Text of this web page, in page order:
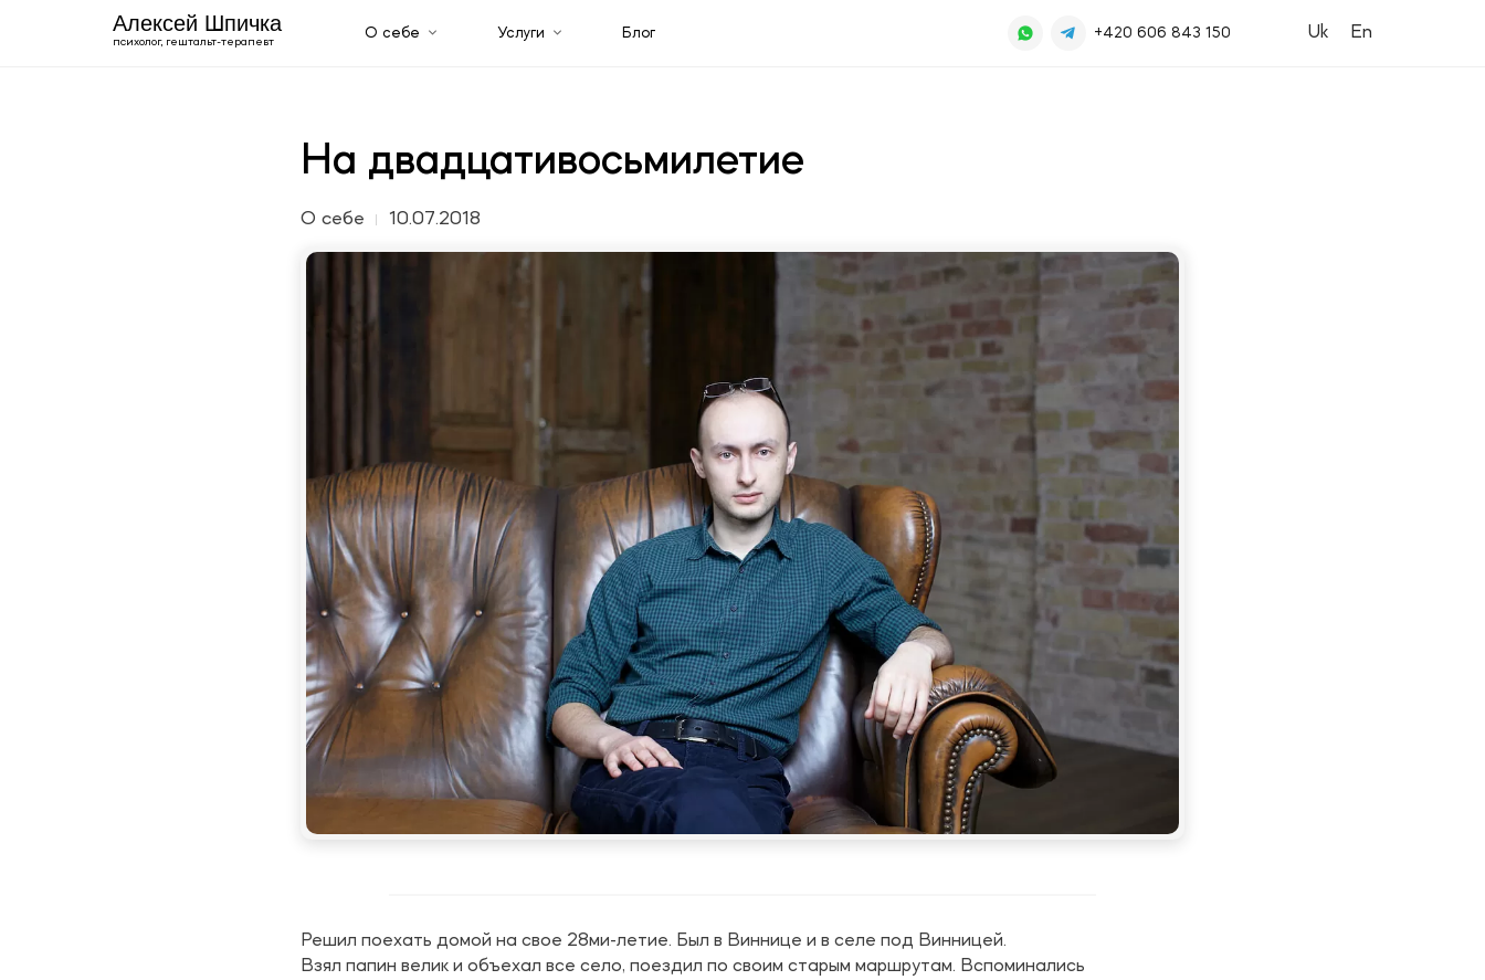
Алексей Шпичка
психолог, гештальт-терапевт
О себе Услуги Блог +420 606 843 150 Uk En
Семейный психолог: консультирование пар
На двадцативосьмилетие
О себе 10.07.2018
Решил поехать домой на свое 28ми-летие. Был в Виннице и в селе под Винницей.
Взял папин велик и объехал все село, поездил по своим старым маршрутам. Вспоминались